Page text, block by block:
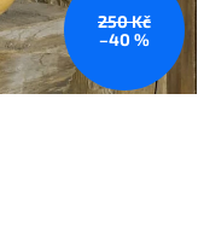
250 Kč
–40 %